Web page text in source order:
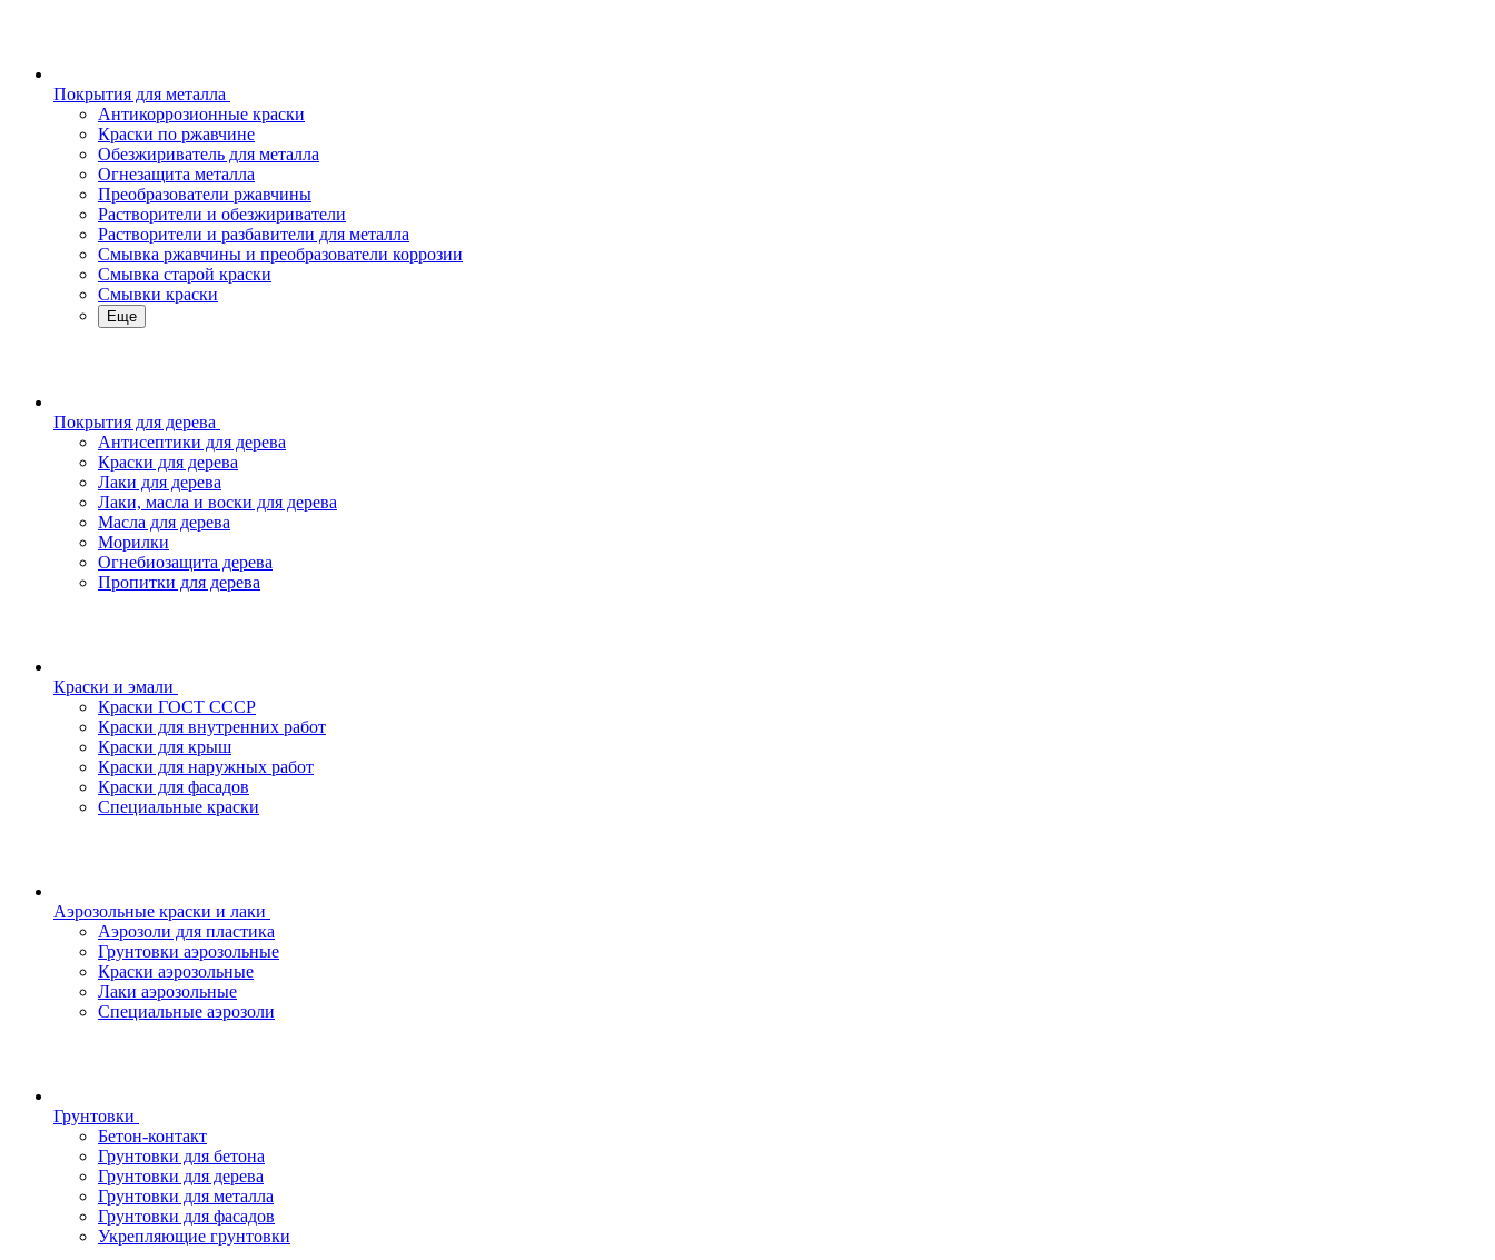
Покрытия для металла
Антикоррозионные краски
Краски по ржавчине
Обезжириватель для металла
Огнезащита металла
Преобразователи ржавчины
Растворители и обезжириватели
Растворители и разбавители для металла
Смывка ржавчины и преобразователи коррозии
Смывка старой краски
Смывки краски
Еще
Покрытия для дерева
Антисептики для дерева
Краски для дерева
Лаки для дерева
Лаки, масла и воски для дерева
Масла для дерева
Морилки
Огнебиозащита дерева
Пропитки для дерева
Краски и эмали
Краски ГОСТ СССР
Краски для внутренних работ
Краски для крыш
Краски для наружных работ
Краски для фасадов
Специальные краски
Аэрозольные краски и лаки
Аэрозоли для пластика
Грунтовки аэрозольные
Краски аэрозольные
Лаки аэрозольные
Специальные аэрозоли
Грунтовки
Бетон-контакт
Грунтовки для бетона
Грунтовки для дерева
Грунтовки для металла
Грунтовки для фасадов
Укрепляющие грунтовки